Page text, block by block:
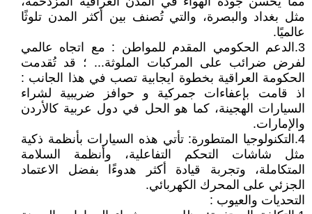
مثل بغداد والبصرة، والتي تُصنف بين أكثر المدن تلوثًا
عالميًا.
3.الدعم الحكومي المقدم للمواطن : مع اتجاه عالمي
لفرض ضرائب على المركبات الملوثة... ؛ قد تُقدمت
الحكومة العراقية بخطوة ايجابية تصب في هذا الجانب :
اذ قامت بإعفاءات جمركية و حوافز ضريبية لشراء
السيارات الهجينة، كما هو الحل في دول عربية كالأردن
والإمارات.
4.التكنولوجيا المتطورة: تأتي هذه السيارات بأنظمة ذكية
مثل شاشات التحكم التفاعلية، وأنظمة السلامة
المتكاملة، وتجربة قيادة أكثر هدوءًا بفضل الاعتماد
الجزئي على المحرك الكهربائي.
التحديات والعيوب :